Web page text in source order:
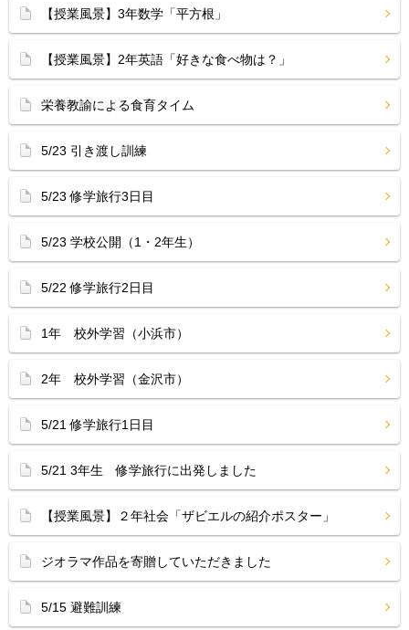
【授業風景】3年数学「平方根」
【授業風景】2年英語「好きな食べ物は？」
栄養教諭による食育タイム
5/23 引き渡し訓練
5/23 修学旅行3日目
5/23 学校公開（1・2年生）
5/22 修学旅行2日目
1年 校外学習（小浜市）
2年 校外学習（金沢市）
5/21 修学旅行1日目
5/21 3年生 修学旅行に出発しました
【授業風景】２年社会「ザビエルの紹介ポスター」
ジオラマ作品を寄贈していただきました
5/15 避難訓練